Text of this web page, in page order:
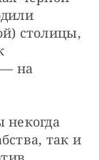
столицы,
на
так и